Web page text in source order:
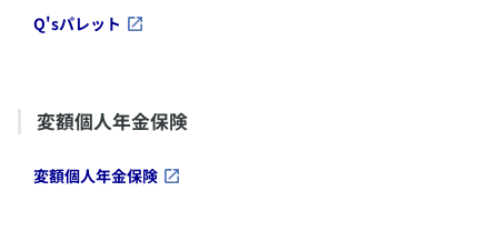
​Q'sパレット
変額個人年金保険
​変額個人年金保険